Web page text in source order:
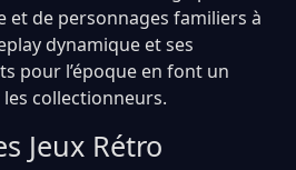
et de personnages familiers à
dynamique et ses
pour l’époque en font un
collectionneurs.
Jeux Rétro